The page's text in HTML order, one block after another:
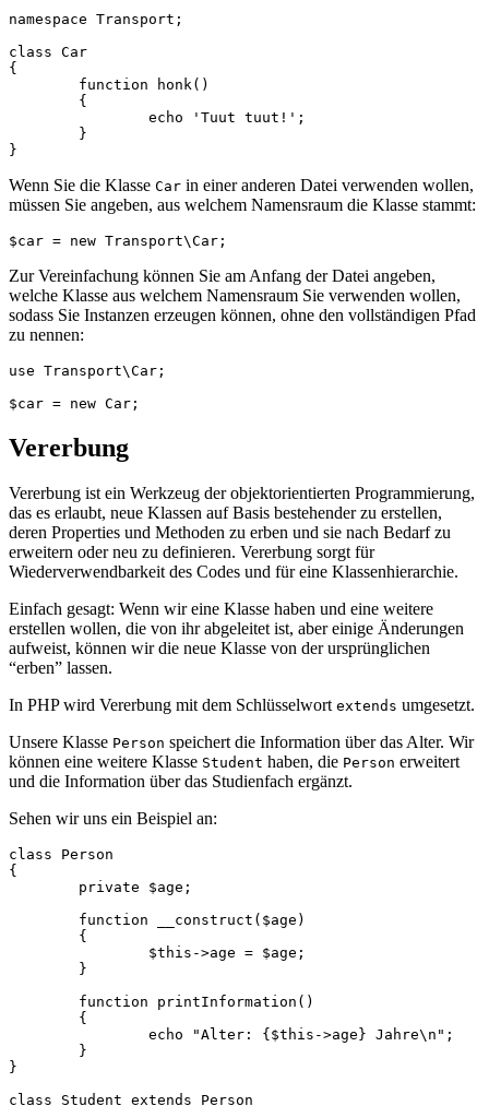
namespace Transport;
class Car
{
Wenn Sie die Klasse Car in einer anderen Datei verwenden wollen,
müssen Sie angeben, aus welchem Namensraum die Klasse stammt:
Zur Vereinfachung können Sie am Anfang der Datei angeben,
welche Klasse aus welchem Namensraum Sie verwenden wollen,
sodass Sie Instanzen erzeugen können, ohne den vollständigen Pfad
zu nennen:
use Transport\Car;
Vererbung
Vererbung ist ein Werkzeug der objektorientierten Programmierung,
das es erlaubt, neue Klassen auf Basis bestehender zu erstellen,
deren Properties und Methoden zu erben und sie nach Bedarf zu
erweitern oder neu zu definieren. Vererbung sorgt für
Wiederverwendbarkeit des Codes und für eine Klassenhierarchie.
Einfach gesagt: Wenn wir eine Klasse haben und eine weitere
erstellen wollen, die von ihr abgeleitet ist, aber einige Änderungen
aufweist, können wir die neue Klasse von der ursprünglichen
“erben” lassen.
In PHP wird Vererbung mit dem Schlüsselwort extends umgesetzt.
Unsere Klasse Person speichert die Information über das Alter. Wir
können eine weitere Klasse Student haben, die Person erweitert
und die Information über das Studienfach ergänzt.
Sehen wir uns ein Beispiel an:
class Person
{
}
class Student extends Person